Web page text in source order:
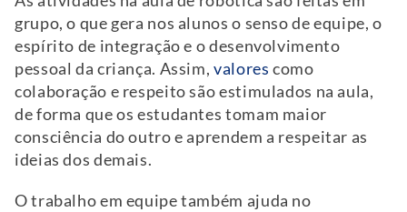
grupo, o que gera nos alunos o senso de equipe, o
espírito de integração e o desenvolvimento
pessoal da criança. Assim,valores como
colaboração e respeito são estimulados na aula,
de forma que os estudantes tomam maior
consciência do outro e aprendem a respeitar as
ideias dos demais.
O trabalho em equipe também ajuda no